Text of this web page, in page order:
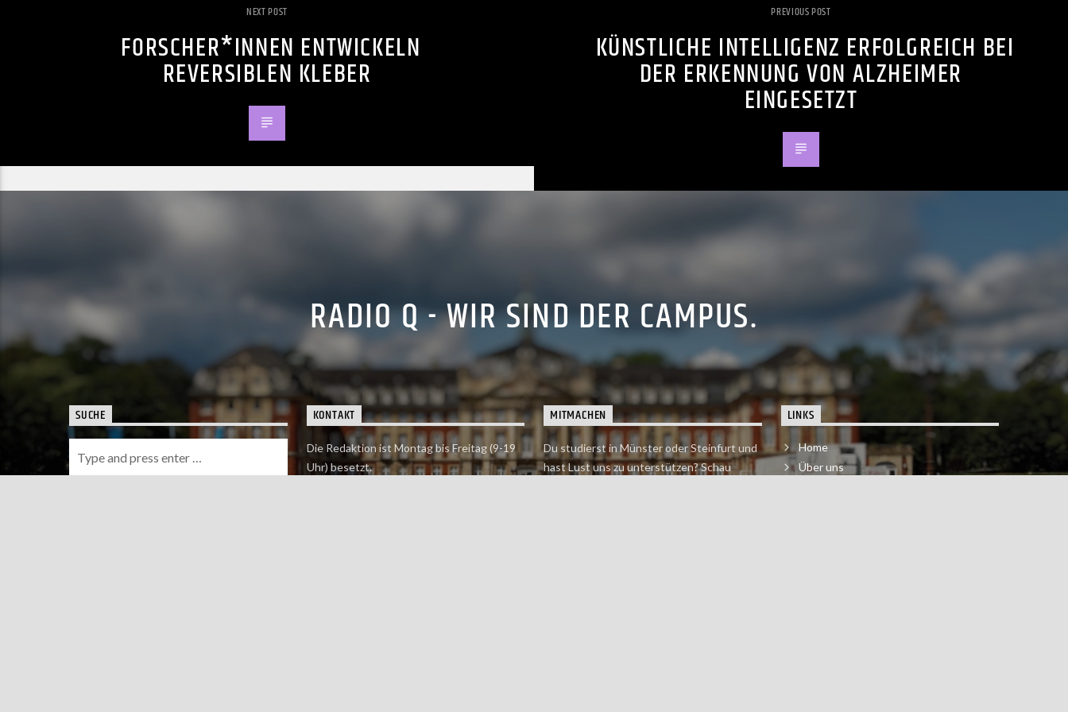
NEXT POST
FORSCHER*INNEN ENTWICKELN
REVERSIBLEN KLEBER
PREVIOUS POST
KÜNSTLICHE INTELLIGENZ ERFOLGREICH BEI
DER ERKENNUNG VON ALZHEIMER
EINGESETZT
RADIO Q - WIR SIND DER CAMPUS.
SUCHE KONTAKT
Die Redaktion ist Montag bis Freitag (9-19
Uhr) besetzt.
MITMACHEN
Du studierst in Münster oder Steinfurt und
hast Lust uns zu unterstützen? Schau
LINKS
Home
Über uns